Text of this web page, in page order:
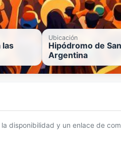
las
Ubicación
Hipódromo de
Argentina
disponibilidad y un enlace de